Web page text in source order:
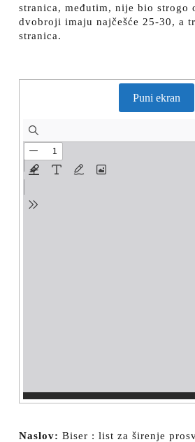
stranica, međutim, nije bio strogo
dvobroji imaju najčešće 25-30, a
stranica.
Puni ekran
Naslov: Biser : list za širenje